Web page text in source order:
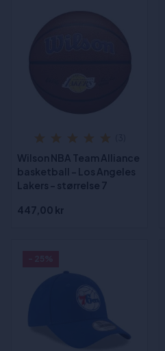
Wilson NBA Team Alliance
basketball - Los Angeles
Lakers - størrelse 7
447,00 kr